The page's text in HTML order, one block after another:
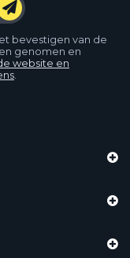
bevestigen van de
genomen en
website en